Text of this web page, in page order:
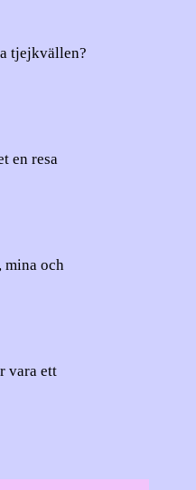
tjejkvällen?
en resa
mina och
vara ett